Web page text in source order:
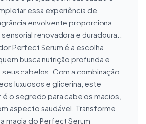
essa experiência de
envolvente proporciona
renovadora e duradoura..
Perfect Serum é a escolha
busca nutrição profunda e
cabelos. Com a combinação
luxuosos e glicerina, este
o segredo para cabelos macios,
aspecto saudável. Transforme
magia do Perfect Serum